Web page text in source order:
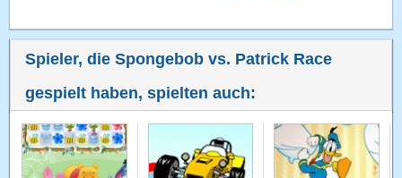
Spieler, die Spongebob vs. Patrick Race
gespielt haben, spielten auch: